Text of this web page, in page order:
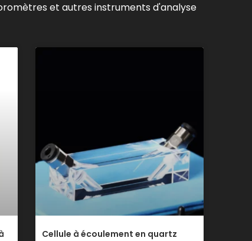
et autres instruments d'analyse
Cellule à écoulement en quartz